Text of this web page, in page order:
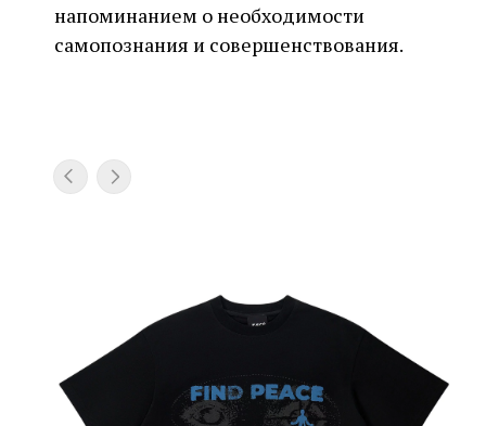
напоминанием о необходимости
самопознания и совершенствования.